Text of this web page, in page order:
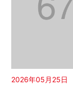
2026年05月25日